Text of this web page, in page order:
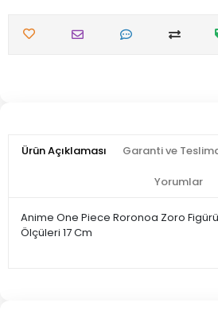
Ürün Açıklaması Garanti ve
Yorumlar
Anime One Piece Roronoa Zoro Figürü
Ölçüleri 17 Cm